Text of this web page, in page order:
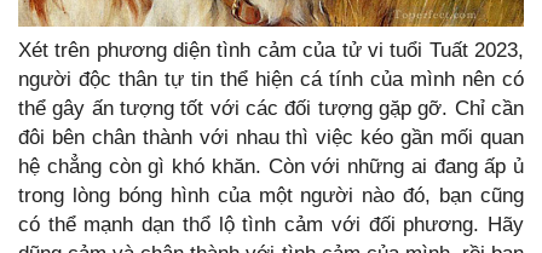
Xét trên phương diện tình cảm của tử vi tuổi Tuất 2023,
người độc thân tự tin thể hiện cá tính của mình nên có
thể gây ấn tượng tốt với các đối tượng gặp gỡ. Chỉ cần
đôi bên chân thành với nhau thì việc kéo gần mối quan
hệ chẳng còn gì khó khăn. Còn với những ai đang ấp ủ
trong lòng bóng hình của một người nào đó, bạn cũng
có thể mạnh dạn thổ lộ tình cảm với đối phương. Hãy